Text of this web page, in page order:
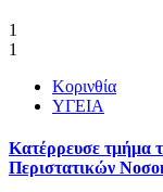
1
1
Κορινθία
ΥΓΕΙΑ
Kατέρρευσε τμήμα
Περιστατικών